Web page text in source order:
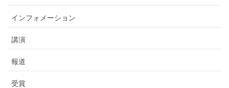
インフォメーション
講演
報道
受賞